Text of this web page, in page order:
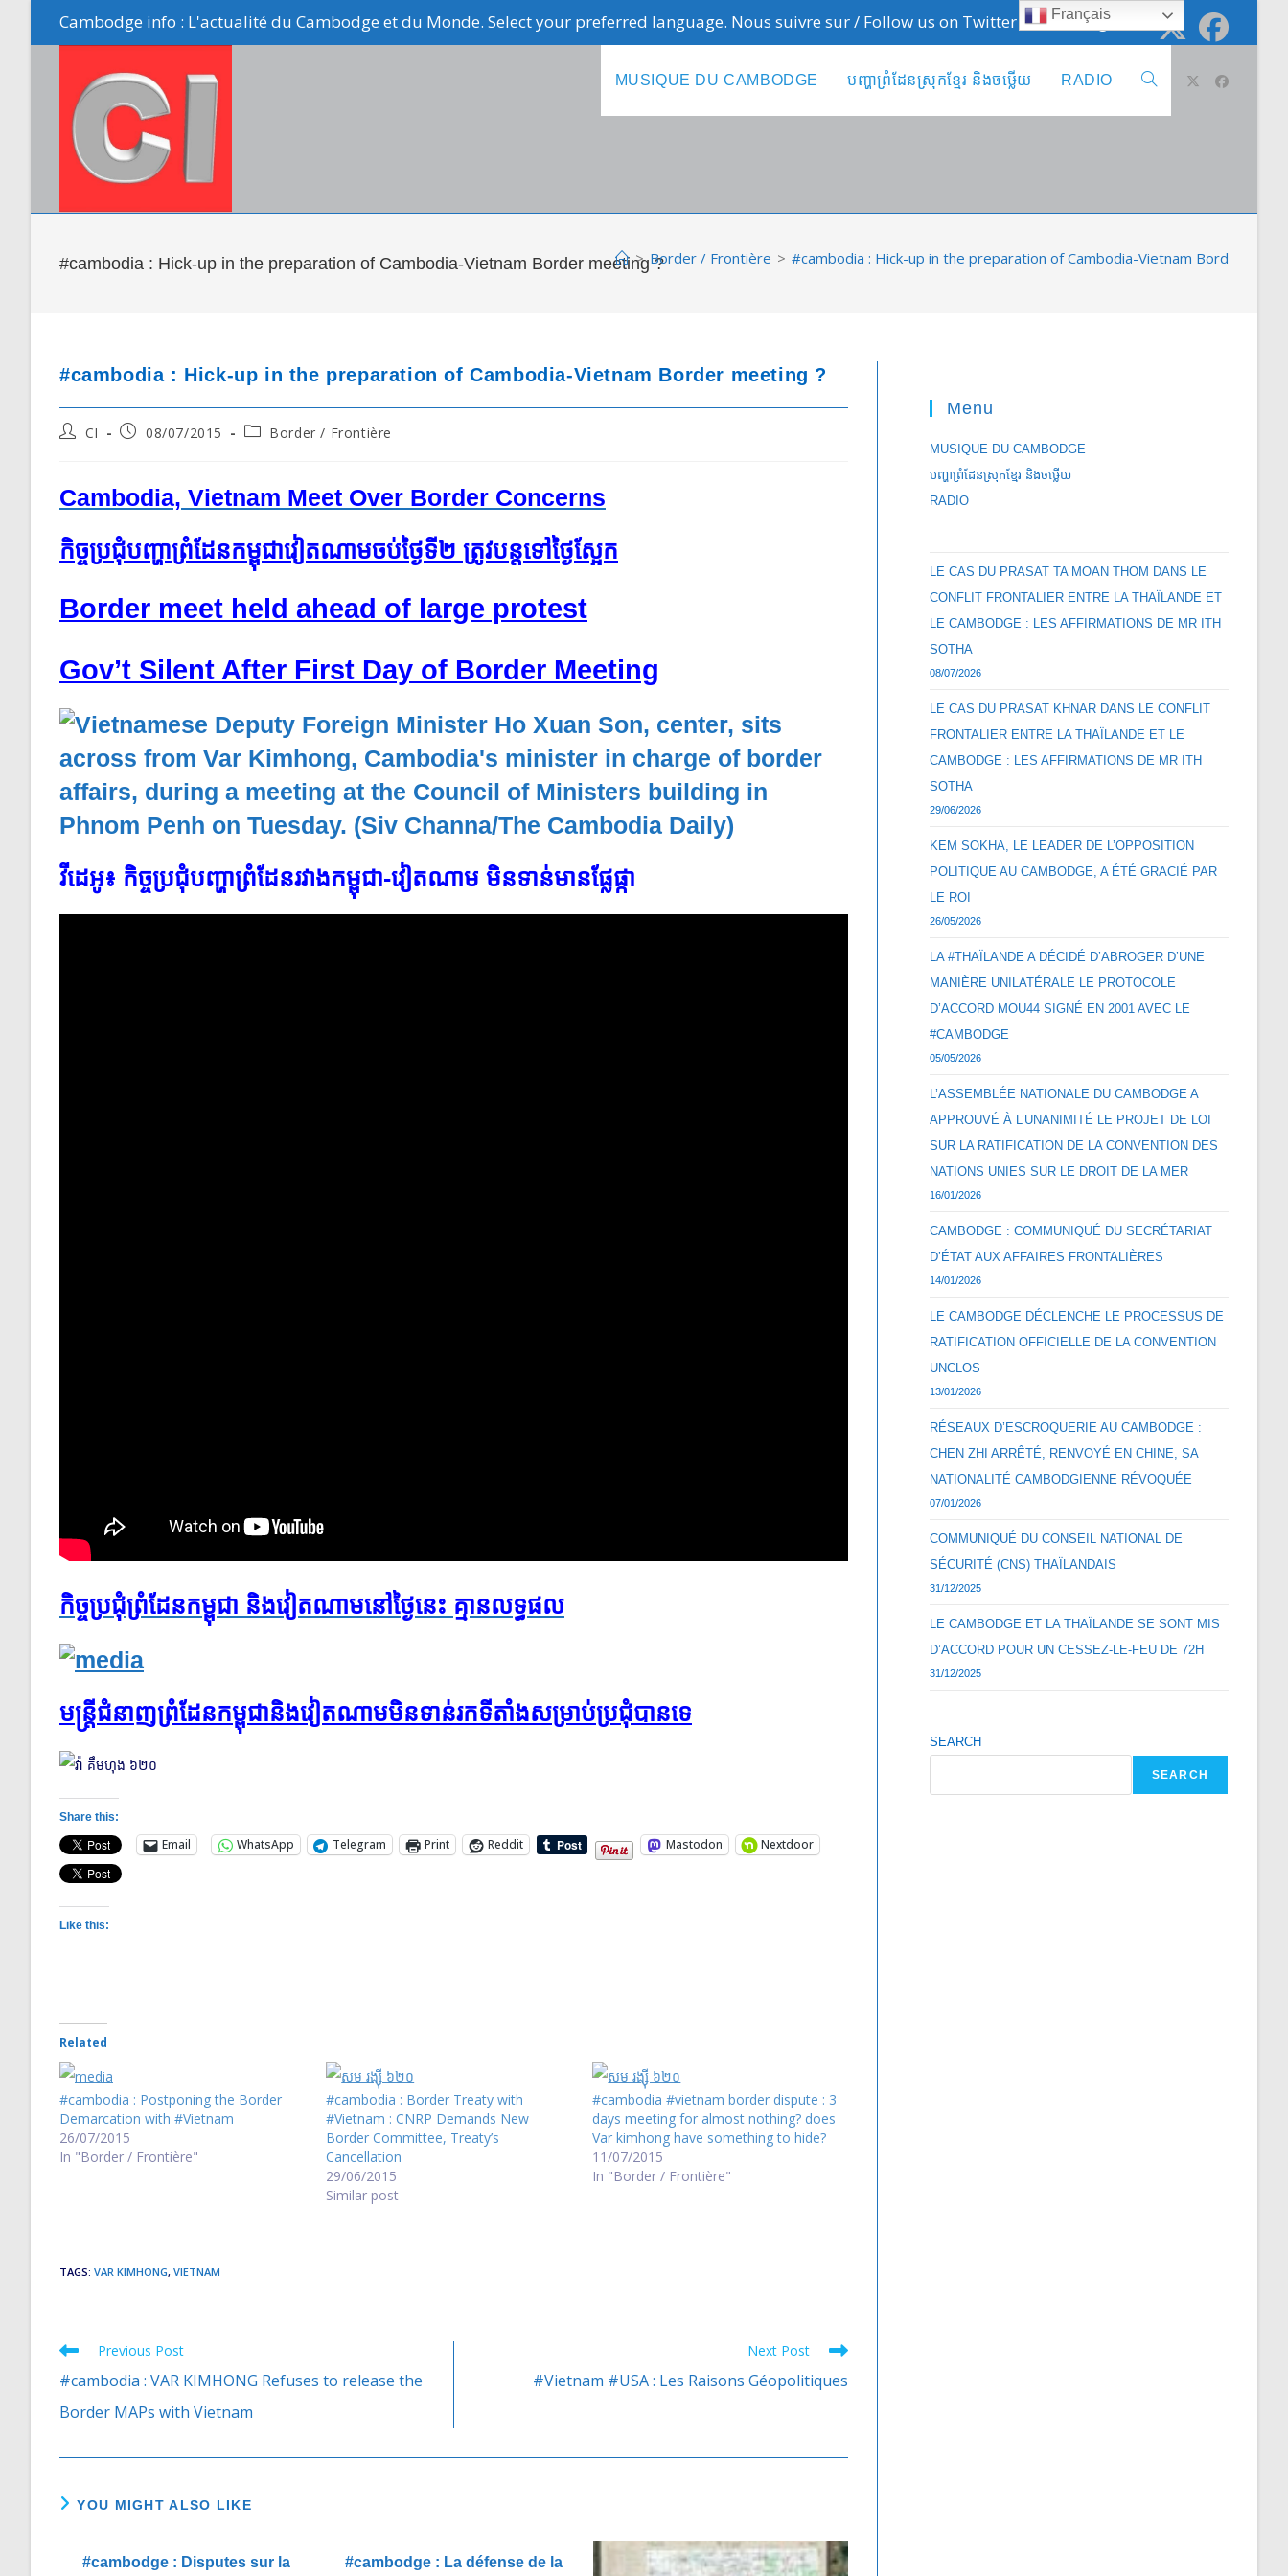
Cambodge info : L'actualité du Cambodge et du Monde. Select your preferred language. Nous suivre sur / Follow us on Twitter @cambodge_info
MUSIQUE DU CAMBODGE បញ្ហាព្រំដែនស្រុកខ្មែរ និងចឞ្លើយ RADIO Toggle
#cambodia : Hick-up in the preparation of Cambodia-Vietnam Border meeting ?
> Border / Frontière > #cambodia : Hick-up in the preparation of Cambodia-Vietnam Border
#cambodia : Hick-up in the preparation of Cambodia-Vietnam Border meeting ?
PostCI
Post08/07/2015
PostBorder / Frontière
Cambodia, Vietnam Meet Over Border Concerns
កិច្ច​ប្រជុំ​បញ្ហា​ព្រំដែន​កម្ពុជា​វៀតណាម​ចប់​ថ្ងៃ​ទី​២ ត្រូវ​បន្ត​ទៅ​ថ្ងៃ​ស្អែក
Border meet held ahead of large protest
Gov’t Silent After First Day of Border Meeting
វីដេអូ៖ កិច្ច​ប្រជុំ​បញ្ហា​ព្រំដែន​រវាង​កម្ពុជា​-វៀតណាម មិន​ទាន់​មាន​ផ្លែ​ផ្កា
កិច្ច​ប្រជុំ​ព្រំ​ដែន​កម្ពុជា ​និង​វៀតណាម​នៅ​ថ្ងៃ​នេះ ​គ្មាន​លទ្ធ​ផល​
មន្ត្រី​ជំនាញ​ព្រំដែន​កម្ពុជា​និង​វៀតណាម​មិន​ទាន់​រក​ទីតាំង​សម្រាប់​ប្រជុំ​បាន​ទេ​​
Share this:
Email WhatsApp Telegram Print Reddit Mastodon Nextdoor
Like this:
Related
#cambodia : Postponing the Border
Demarcation with #Vietnam
26/07/2015
In "Border / Frontière"
#cambodia : Border Treaty with
#Vietnam : CNRP Demands New
Border Committee, Treaty’s
Cancellation
29/06/2015
Similar post
#cambodia #vietnam border dispute : 3
days meeting for almost nothing? does
Var kimhong have something to hide?
11/07/2015
In "Border / Frontière"
TAGS: VAR KIMHONG, VIETNAM
Read
more
Previous Post
#cambodia : VAR KIMHONG Refuses to release the
Border MAPs with Vietnam
Next Post
#Vietnam #USA : Les Raisons Géopolitiques
YOU MIGHT ALSO LIKE
#cambodge : Disputes sur la
#cambodge : La défense de la
Menu
MUSIQUE DU CAMBODGE
បញ្ហាព្រំដែនស្រុកខ្មែរ និងចឞ្លើយ
RADIO
LE CAS DU PRASAT TA MOAN THOM DANS LE
CONFLIT FRONTALIER ENTRE LA THAÏLANDE ET
LE CAMBODGE : LES AFFIRMATIONS DE MR ITH
SOTHA
08/07/2026
LE CAS DU PRASAT KHNAR DANS LE CONFLIT
FRONTALIER ENTRE LA THAÏLANDE ET LE
CAMBODGE : LES AFFIRMATIONS DE MR ITH
SOTHA
29/06/2026
KEM SOKHA, LE LEADER DE L’OPPOSITION
POLITIQUE AU CAMBODGE, A ÉTÉ GRACIÉ PAR
LE ROI
26/05/2026
LA #THAÏLANDE A DÉCIDÉ D’ABROGER D’UNE
MANIÈRE UNILATÉRALE LE PROTOCOLE
D’ACCORD MOU44 SIGNÉ EN 2001 AVEC LE
#CAMBODGE
05/05/2026
L’ASSEMBLÉE NATIONALE DU CAMBODGE A
APPROUVÉ À L’UNANIMITÉ LE PROJET DE LOI
SUR LA RATIFICATION DE LA CONVENTION DES
NATIONS UNIES SUR LE DROIT DE LA MER
16/01/2026
CAMBODGE : COMMUNIQUÉ DU SECRÉTARIAT
D’ÉTAT AUX AFFAIRES FRONTALIÈRES
14/01/2026
LE CAMBODGE DÉCLENCHE LE PROCESSUS DE
RATIFICATION OFFICIELLE DE LA CONVENTION
UNCLOS
13/01/2026
RÉSEAUX D’ESCROQUERIE AU CAMBODGE :
CHEN ZHI ARRÊTÉ, RENVOYÉ EN CHINE, SA
NATIONALITÉ CAMBODGIENNE RÉVOQUÉE
07/01/2026
COMMUNIQUÉ DU CONSEIL NATIONAL DE
SÉCURITÉ (CNS) THAÏLANDAIS
31/12/2025
LE CAMBODGE ET LA THAÏLANDE SE SONT MIS
D’ACCORD POUR UN CESSEZ-LE-FEU DE 72H
31/12/2025
SEARCH
SEARCH
Français